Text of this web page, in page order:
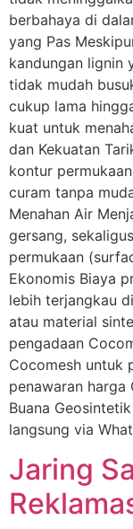
berbahaya di
yang Pas
kandungan lignin
tidak mudah
cukup lama
kuat untuk
dan Kekuatan
kontur
curam tanpa
Menahan Air
gersang,
permukaan
Ekonomis Biaya
lebih terjangkau
atau material
pengadaan
Cocomesh untuk
penawaran harga
Buana
langsung via
Jaring